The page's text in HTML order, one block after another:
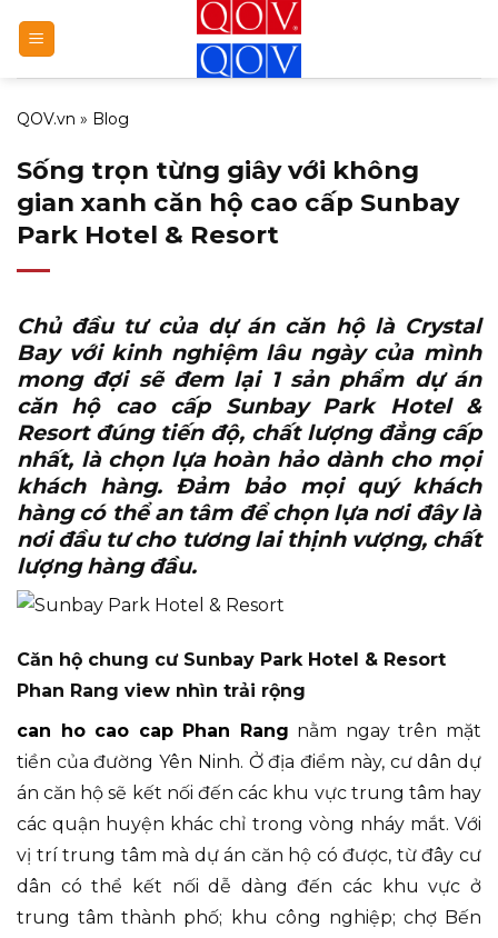
qua
nội
dung
QOV.vn » Blog
Sống trọn từng giây với không
gian xanh căn hộ cao cấp Sunbay
Park Hotel & Resort
Chủ đầu tư của dự án căn hộ là Crystal
Bay với kinh nghiệm lâu ngày của mình
mong đợi sẽ đem lại 1 sản phẩm dự án
căn hộ cao cấp Sunbay Park Hotel &
Resort đúng tiến độ, chất lượng đẳng cấp
nhất, là chọn lựa hoàn hảo dành cho mọi
khách hàng. Đảm bảo mọi quý khách
hàng có thể an tâm để chọn lựa nơi đây là
nơi đầu tư cho tương lai thịnh vượng, chất
lượng hàng đầu.
Căn hộ chung cư Sunbay Park Hotel & Resort
Phan Rang view nhìn trải rộng
can ho cao cap Phan Rang nằm ngay trên mặt
tiền của đường Yên Ninh. Ở địa điểm này, cư dân dự
án căn hộ sẽ kết nối đến các khu vực trung tâm hay
các quận huyện khác chỉ trong vòng nháy mắt. Với
vị trí trung tâm mà dự án căn hộ có được, từ đây cư
dân có thể kết nối dễ dàng đến các khu vực ở
trung tâm thành phố; khu công nghiệp; chợ Bến